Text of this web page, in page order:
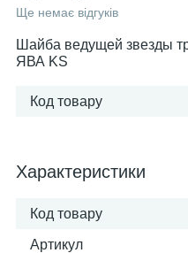
Ще немає відгуків
Шайба ведущей звезды
ЯВА KS
Код товару
Характеристики
Код товару
Артикул